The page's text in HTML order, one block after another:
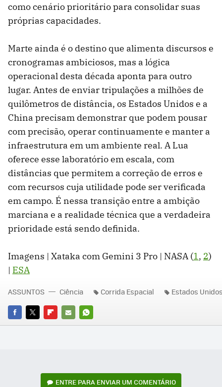
como cenário prioritário para consolidar suas
próprias capacidades.
Marte ainda é o destino que alimenta discursos e
cronogramas ambiciosos, mas a lógica
operacional desta década aponta para outro
lugar. Antes de enviar tripulações a milhões de
quilômetros de distância, os Estados Unidos e a
China precisam demonstrar que podem pousar
com precisão, operar continuamente e manter a
infraestrutura em um ambiente real. A Lua
oferece esse laboratório em escala, com
distâncias que permitem a correção de erros e
com recursos cuja utilidade pode ser verificada
em campo. É nessa transição entre a ambição
marciana e a realidade técnica que a verdadeira
prioridade está sendo definida.
Imagens | Xataka com Gemini 3 Pro | NASA (1, 2)
| ESA
FACEBOOK
TWITTERFLIPBOARD
E-
WHATSAPP
ASSUNTOS Ciência Corrida Espacial Estados
ENTRE PARA ENVIAR UM COMENTÁRIO